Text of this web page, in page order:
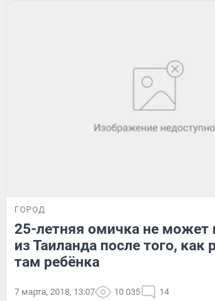
ГОРОД
25-летняя омичка не может
из Таиланда после того, как
там ребёнка
7 марта, 2018, 13:07 10 035 14